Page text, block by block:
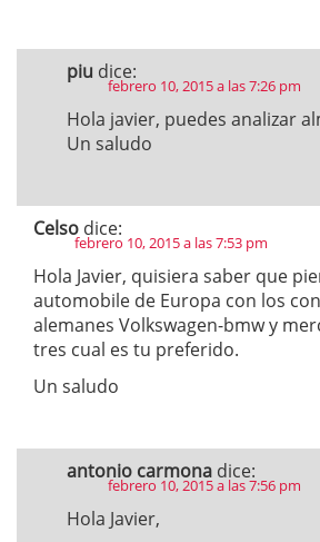
piu dice:
febrero 10, 2015 a las 7:26 pm
Hola javier, puedes analizar
Un saludo
Celso dice:
febrero 10, 2015 a las 7:53 pm
Hola Javier, quisiera saber que
automobile de Europa con los
alemanes Volkswagen-bmw y
tres cual es tu preferido.
Un saludo
antonio carmona dice:
febrero 10, 2015 a las 7:56 pm
Hola Javier,